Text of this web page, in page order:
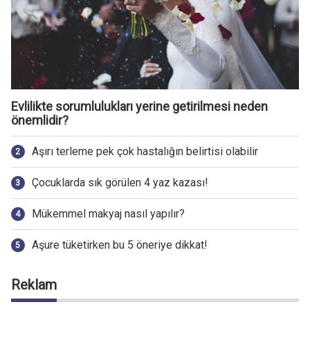
Evlilikte sorumlulukları yerine getirilmesi neden
önemlidir?
Aşırı terleme pek çok hastalığın belirtisi olabilir
Çocuklarda sık görülen 4 yaz kazası!
Mükemmel makyaj nasıl yapılır?
Aşure tüketirken bu 5 öneriye dikkat!
Reklam